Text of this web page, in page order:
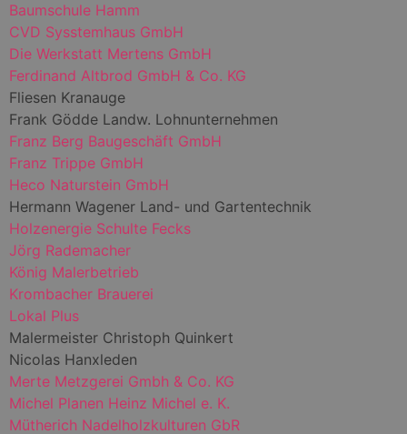
Baumschule Hamm
CVD Sysstemhaus GmbH
Die Werkstatt Mertens GmbH
Ferdinand Altbrod GmbH & Co. KG
Fliesen Kranauge
Frank Gödde Landw. Lohnunternehmen
Franz Berg Baugeschäft GmbH
Franz Trippe GmbH
Heco Naturstein GmbH
Hermann Wagener Land- und Gartentechnik
Holzenergie Schulte Fecks
Jörg Rademacher
König Malerbetrieb
Krombacher Brauerei
Lokal Plus
Malermeister Christoph Quinkert
Nicolas Hanxleden
Merte Metzgerei Gmbh & Co. KG
Michel Planen Heinz Michel e. K.
Mütherich Nadelholzkulturen GbR